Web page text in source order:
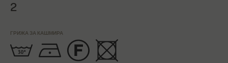
2
ГРИЖА ЗА КАШМИРА